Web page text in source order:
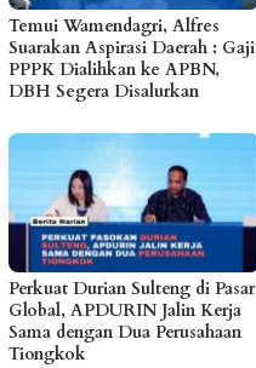
Temui Wamendagri, Alfres
Suarakan Aspirasi Daerah : Gaji
PPPK Dialihkan ke APBN,
DBH Segera Disalurkan
Perkuat Durian Sulteng di Pasar
Global, APDURIN Jalin Kerja
Sama dengan Dua Perusahaan
Tiongkok